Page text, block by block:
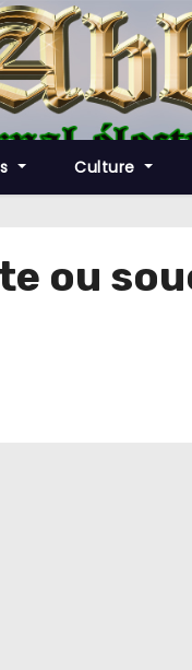
Culture
ou